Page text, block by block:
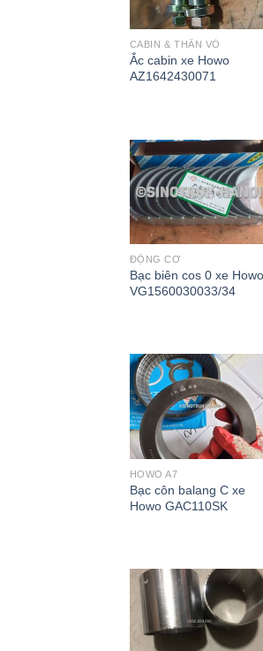
CABIN & THÂN VỎ
Ắc cabin xe Howo
AZ1642430071
ĐỘNG CƠ
Bạc biên cos 0 xe Howo
VG1560030033/34
HOWO A7
Bạc côn balang C xe
Howo GAC110SK